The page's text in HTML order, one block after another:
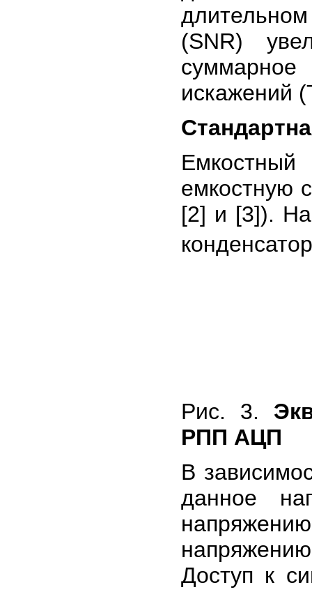
(SNR)
искажений
емкостную
[2] и [3]).
Рис. 3.
РПП АЦП
В
данное
Доступ к